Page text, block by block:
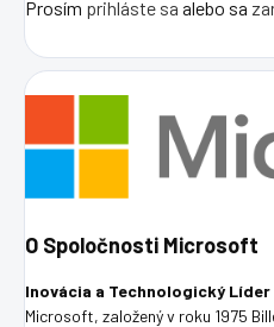
Prosím prihláste sa alebo sa
O Spoločnosti Microsoft
Inovácia a Technologický Líder
Microsoft, založený v roku 1975